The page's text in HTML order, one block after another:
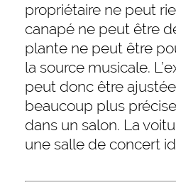
propriétaire ne peut
canapé ne peut être
plante ne peut être
la source musicale.
peut donc être
beaucoup plus
dans un salon. La
une salle de concert